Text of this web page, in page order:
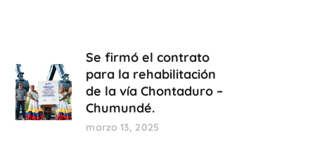
Se firmó el contrato
para la rehabilitación
de la vía Chontaduro –
Chumundé.
marzo 13, 2025